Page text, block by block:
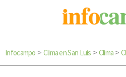
Infocampo > Clima en San Luis > Clima>